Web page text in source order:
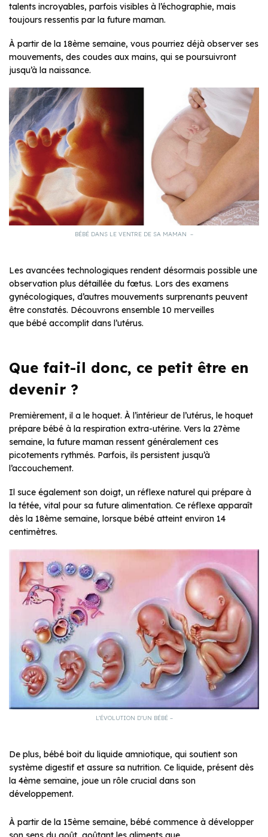
talents incroyables, parfois visibles à l’échographie, mais
toujours ressentis par la future maman.
À partir de la 18ème semaine, vous pourriez déjà observer ses
mouvements, des coudes aux mains, qui se poursuivront
jusqu’à la naissance.
BÉBÉ DANS LE VENTRE DE SA MAMAN –
Les avancées technologiques rendent désormais possible une
observation plus détaillée du fœtus. Lors des examens
gynécologiques, d’autres mouvements surprenants peuvent
être constatés. Découvrons ensemble 10 merveilles
que bébé accomplit dans l’utérus.
Que fait-il donc, ce petit être en
devenir ?
Premièrement, il a le hoquet. À l’intérieur de l’utérus, le hoquet
prépare bébé à la respiration extra-utérine. Vers la 27ème
semaine, la future maman ressent généralement ces
picotements rythmés. Parfois, ils persistent jusqu’à
l’accouchement.
Il suce également son doigt, un réflexe naturel qui prépare à
la tétée, vital pour sa future alimentation. Ce réflexe apparaît
dès la 18ème semaine, lorsque bébé atteint environ 14
centimètres.
L’ÉVOLUTION D’UN BÉBÉ –
De plus, bébé boit du liquide amniotique, qui soutient son
système digestif et assure sa nutrition. Ce liquide, présent dès
la 4ème semaine, joue un rôle crucial dans son
développement.
À partir de la 15ème semaine, bébé commence à développer